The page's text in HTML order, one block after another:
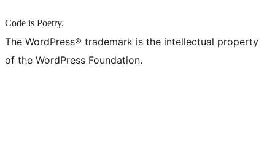
Code is Poetry.
The WordPress® trademark is the intellectual property
of the WordPress Foundation.